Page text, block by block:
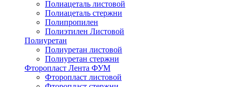
Полиацеталь листовой
Полиацеталь стержни
Полипропилен
Полиэтилен Листовой
Полиуретан
Полиуретан листовой
Полиуретан стержни
Фторопласт Лента ФУМ
Фторопласт листовой